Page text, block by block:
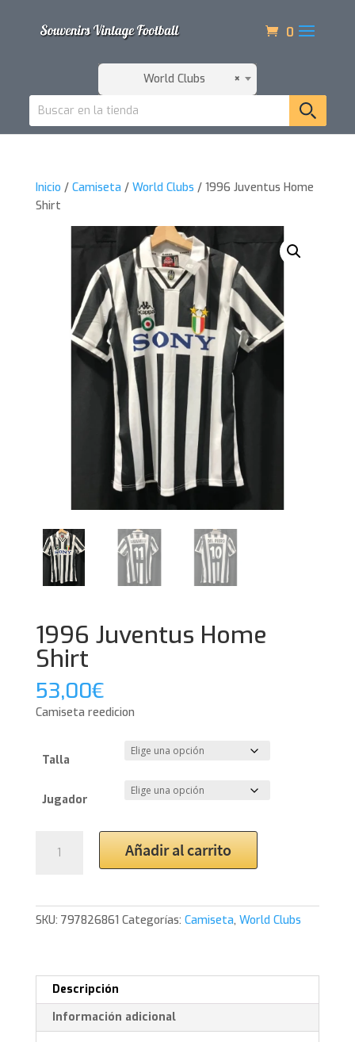
0
×
World Clubs
Inicio / Camiseta / World Clubs / 1996 Juventus Home
Shirt
1996 Juventus Home
Shirt
53,00€
Camiseta reedicion
Talla
Jugador
Juventus
cantidad
Añadir al carrito
SKU: 797826861 Categorías: Camiseta, World Clubs
Descripción
Información adicional